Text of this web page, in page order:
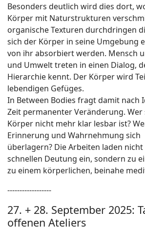
Besonders deutlich wird dies dort,
Körper mit Naturstrukturen
organische Texturen durchdringen
sich der Körper in seine Umgebung
von ihr absorbiert werden. Mensch
und Umwelt treten in einen Dialog,
Hierarchie kennt. Der Körper wird
lebendigen Gefüges.
In Between Bodies fragt damit nach
Zeit permanenter Veränderung.
Körper nicht mehr klar lesbar ist?
Erinnerung und Wahrnehmung sich
überlagern? Die Arbeiten laden
schnellen Deutung ein, sondern zu
zu einem körperlichen, beinahe
------------------
27. + 28. September 2025:
offenen Ateliers